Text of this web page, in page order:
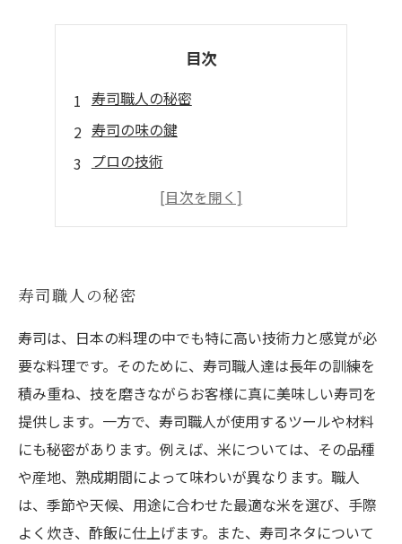
目次
寿司職人の秘密
寿司の味の鍵
プロの技術
上手な切り方
失敗しない切り方
寿司職人の秘密
寿司は、日本の料理の中でも特に高い技術力と感覚が必
要な料理です。そのために、寿司職人達は長年の訓練を
積み重ね、技を磨きながらお客様に真に美味しい寿司を
提供します。一方で、寿司職人が使用するツールや材料
にも秘密があります。例えば、米については、その品種
や産地、熟成期間によって味わいが異なります。職人
は、季節や天候、用途に合わせた最適な米を選び、手際
よく炊き、酢飯に仕上げます。また、寿司ネタについて